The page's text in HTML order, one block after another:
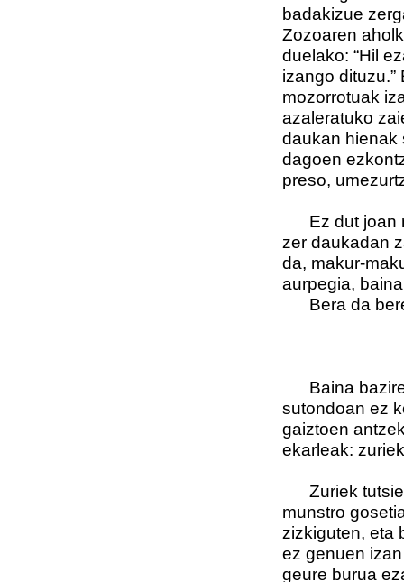
badakizue
Zozoaren
duelako: “Hil
izango
mozorrotuak
azaleratuko
daukan hienak
dagoen
preso,
Ez dut joan
zer daukadan
da, makur-
aurpegia,
Bera da bere
Baina
sutondoan ez
gaiztoen
ekarleak:
Zuriek
munstro
zizkiguten, eta
ez genuen
geure burua